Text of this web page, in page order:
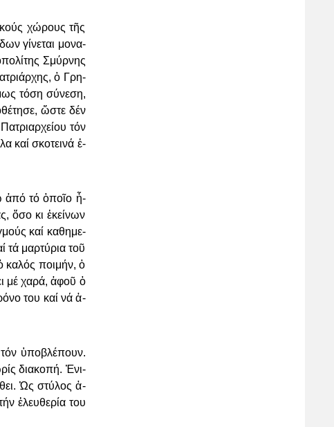
χώ­ρους τῆς
γί­νε­ται μο­να­
Σμύρ­νης
ὁ Γρη­
τό­ση σύ­νε­ση,
ὥ­στε δέν
τόν
καί σκο­τει­νά ἐ­
ἀ­πό τό ὁ­ποῖ­ο ἦ­
ὅ­σο κι ἐ­κεί­νων
καί κα­θη­με­
τά μαρ­τύ­ρια τοῦ
κα­λός ποι­μήν, ὁ
μέ χα­ρά, ἀ­φοῦ ὁ
του καί νά ἀ­
τόν ὑ­πο­βλέ­πουν.
δι­α­κο­πή. Ἐ­νι­
Ὡς στύ­λος ἀ­
ἐ­λευ­θε­ρί­α του